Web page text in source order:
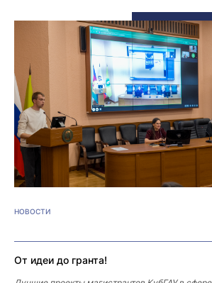
НОВОСТИ
От идеи до гранта!